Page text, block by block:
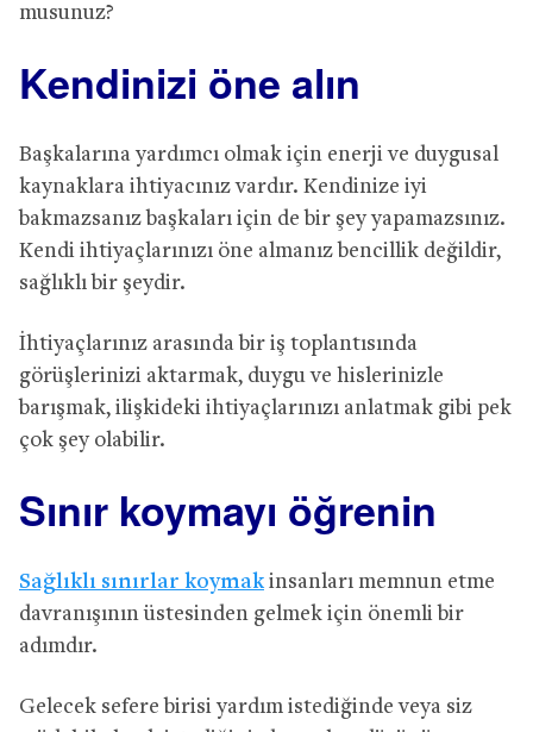
musunuz?
Kendinizi öne alın
Başkalarına yardımcı olmak için enerji ve duygusal
kaynaklara ihtiyacınız vardır. Kendinize iyi
bakmazsanız başkaları için de bir şey yapamazsınız.
Kendi ihtiyaçlarınızı öne almanız bencillik değildir,
sağlıklı bir şeydir.
İhtiyaçlarınız arasında bir iş toplantısında
görüşlerinizi aktarmak, duygu ve hislerinizle
barışmak, ilişkideki ihtiyaçlarınızı anlatmak gibi pek
çok şey olabilir.
Sınır koymayı öğrenin
Sağlıklı sınırlar koymak insanları memnun etme
davranışının üstesinden gelmek için önemli bir
adımdır.
Gelecek sefere birisi yardım istediğinde veya siz